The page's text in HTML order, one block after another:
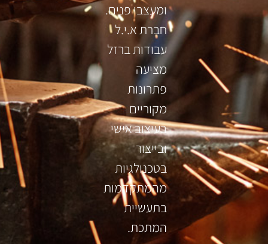
ומעצבי פנים.
חברת א.י.ל
עבודות ברזל
מציעה
פתרונות
מקוריים
בעיצוב אישי
ובייצור
בטכנולגיות
מהמתקדמות
בתעשיית
המתכת.